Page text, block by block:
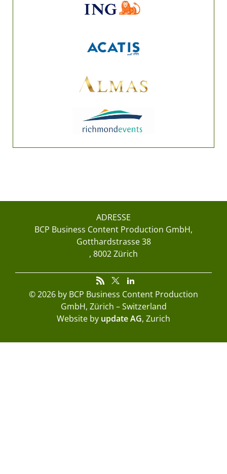
ADRESSE
BCP Business Content Production GmbH
Gotthardstrasse 38
8002 Zürich
© 2026 by BCP Business Content Production
GmbH, Zürich – Switzerland
Website by update AG, Zurich